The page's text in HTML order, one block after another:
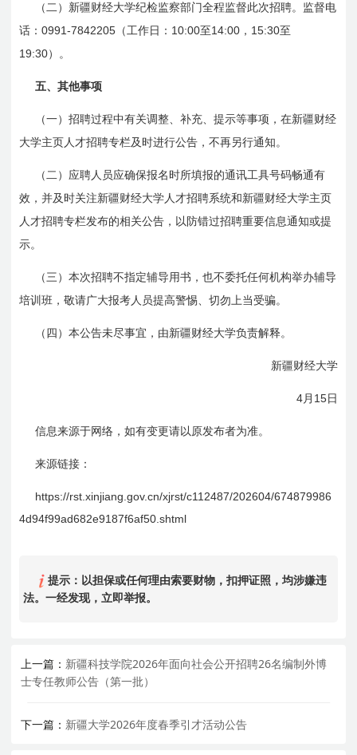
（二）新疆财经大学纪检监察部门全程监督此次招聘。监督电
话：0991-7842205 （工作日： 10:00至14:00 ， 15:30至
19:30）。
五、其他事项
（一）招聘过程中有关调整、补充、提示等事项，在新疆财经
大学主页人才招聘专栏及时进行公告，不再另行通知。
（二）应聘人员应确保报名时所填报的通讯工具号码畅通有
效，并及时关注新疆财经大学人才招聘系统和新疆财经大学主页
人才招聘专栏发布的相关公告，以防错过招聘重要信息通知或提
示。
（三）本次招聘不指定辅导用书，也不委托任何机构举办辅导
培训班，敬请广大报考人员提高警惕、切勿上当受骗。
（四）本公告未尽事宜，由新疆财经大学负责解释。
新疆财经大学
4月 15日
信息来源于网络，如有变更请以原发布者为准。
来源链接：
https://rst.xinjiang.gov.cn/xjrst/c112487/202604/674879986
4d94f99ad682e9187f6af50.shtml
提示：以担保或任何理由索要财物，扣押证照，均涉嫌违
法。一经发现，立即举报。
上一篇： 新疆科技学院2026年面向社会公开招聘26名编制外博
士专任教师公告（第一批）
下一篇： 新疆大学2026年度春季引才活动公告